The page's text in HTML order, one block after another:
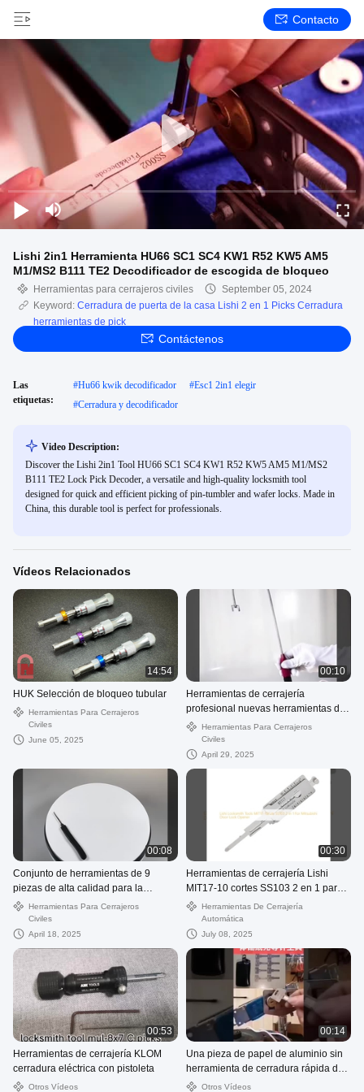
Contacto
Lishi 2in1 Herramienta HU66 SC1 SC4 KW1 R52 KW5 AM5
M1/MS2 B111 TE2 Decodificador de escogida de bloqueo
Herramientas para cerrajeros civiles
September 05, 2024
Keyword: Cerradura de puerta de la casa Lishi 2 en 1 Picks Cerradura
herramientas de pick
Contáctenos
Las
etiquetas:
#Hu66 kwik decodificador #Esc1 2in1 elegir
#Cerradura y decodificador
Video Description:
Discover the Lishi 2in1 Tool HU66 SC1 SC4 KW1 R52 KW5 AM5 M1/MS2
B111 TE2 Lock Pick Decoder, a versatile and high-quality locksmith tool
designed for quick and efficient picking of pin-tumbler and wafer locks. Made in
China, this durable tool is perfect for professionals.
Vídeos Relacionados
14:54
HUK Selección de bloqueo tubular
Herramientas Para Cerrajeros
Civiles
June 05, 2025
00:10
Herramientas de cerrajería
profesional nuevas herramientas de
apertura rápida Herramientas de
cerrajería herramientas en forma de
J
Herramientas Para Cerrajeros
Civiles
April 29, 2025
00:08
Conjunto de herramientas de 9
piezas de alta calidad para la
recogida de cerraduras
Herramientas Para Cerrajeros
Civiles
April 18, 2025
00:30
Herramientas de cerrajería Lishi
MIT17-10 cortes SS103 2 en 1 para
apertura de cerraduras de puertas
Mitsubishi
Herramientas De Cerrajería
Automática
July 08, 2025
00:53
Herramientas de cerrajería KLOM
cerradura eléctrica con pistoleta
Otros Vídeos
00:14
Una pieza de papel de aluminio sin
herramienta de cerradura rápida de
aguja (11 piezas) Conjunto de
Otros Vídeos